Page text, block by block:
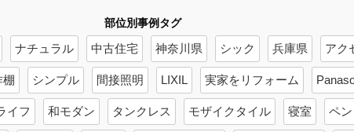
部位別事例タグ
ナチュラル 中古住宅 神奈川県 シック 兵庫県 アク
棚 シンプル 間接照明 LIXIL 実家をリフォーム
イフ 和モダン タンクレス モザイクタイル 寝室 ペ